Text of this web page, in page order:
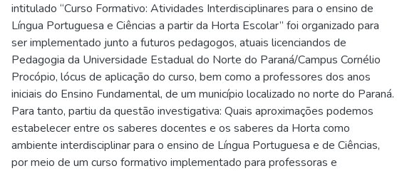
intitulado “Curso Formativo: Atividades Interdisciplinares para o ensino de
Língua Portuguesa e Ciências a partir da Horta Escolar” foi organizado para
ser implementado junto a futuros pedagogos, atuais licenciandos de
Pedagogia da Universidade Estadual do Norte do Paraná/Campus Cornélio
Procópio, lócus de aplicação do curso, bem como a professores dos anos
iniciais do Ensino Fundamental, de um município localizado no norte do Paraná.
Para tanto, partiu da questão investigativa: Quais aproximações podemos
estabelecer entre os saberes docentes e os saberes da Horta como
ambiente interdisciplinar para o ensino de Língua Portuguesa e de Ciências,
por meio de um curso formativo implementado para professoras e